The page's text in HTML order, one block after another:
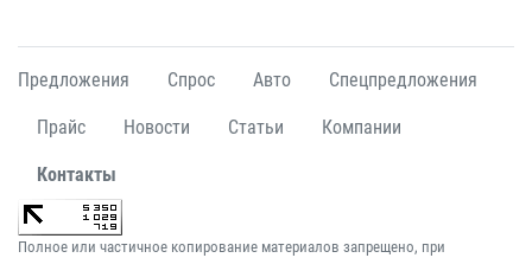
Предложения Спрос Авто Спецпредложения
Прайс Новости Статьи Компании
Контакты
Полное или частичное копирование материалов запрещено, при